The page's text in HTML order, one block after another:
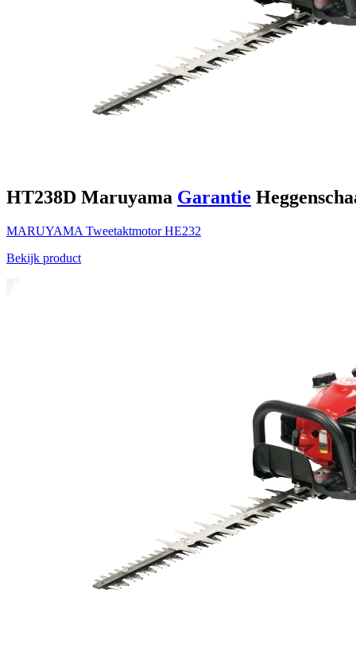
HT238D Maruyama Garantie
MARUYAMA TweetaktmotorHE232
Bekijk product